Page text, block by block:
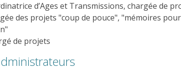
d’Ages et Transmissions, chargée de
des projets "coup de pouce", "mémoires
de projets